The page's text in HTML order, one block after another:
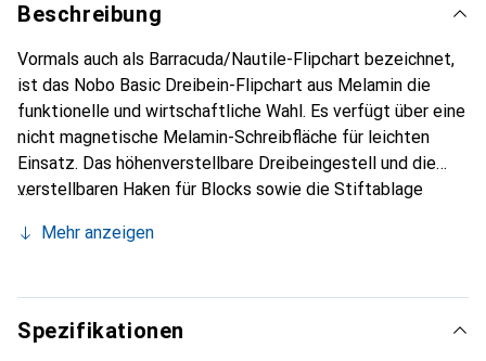
Beschreibung
Vormals auch als Barracuda/Nautile-Flipchart bezeichnet,
ist das Nobo Basic Dreibein-Flipchart aus Melamin die
funktionelle und wirtschaftliche Wahl. Es verfügt über eine
nicht magnetische Melamin-Schreibfläche für leichten
Einsatz. Das höhenverstellbare Dreibeingestell und die
verstellbaren Haken für Blocks sowie die Stiftablage
jedem Gebrauch gereinigt werden.
Mehr anzeigen
Spezifikationen